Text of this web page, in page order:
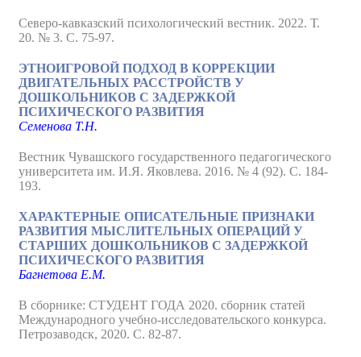
Северо-кавказский психологический вестник. 2022. Т.
20. № 3. С. 75-97.
ЭТНОИГРОВОЙ ПОДХОД В КОРРЕКЦИИ
ДВИГАТЕЛЬНЫХ РАССТРОЙСТВ У
ДОШКОЛЬНИКОВ С ЗАДЕРЖКОЙ
ПСИХИЧЕСКОГО РАЗВИТИЯ
Семенова Т.Н.
Вестник Чувашского государственного педагогического
университета им. И.Я. Яковлева. 2016. № 4 (92). С. 184-
193.
ХАРАКТЕРНЫЕ ОПИСАТЕЛЬНЫЕ ПРИЗНАКИ
РАЗВИТИЯ МЫСЛИТЕЛЬНЫХ ОПЕРАЦИЙ У
СТАРШИХ ДОШКОЛЬНИКОВ С ЗАДЕРЖКОЙ
ПСИХИЧЕСКОГО РАЗВИТИЯ
Багнетова Е.М.
В сборнике: СТУДЕНТ ГОДА 2020. сборник статей
Международного учебно-исследовательского конкурса.
Петрозаводск, 2020. С. 82-87.